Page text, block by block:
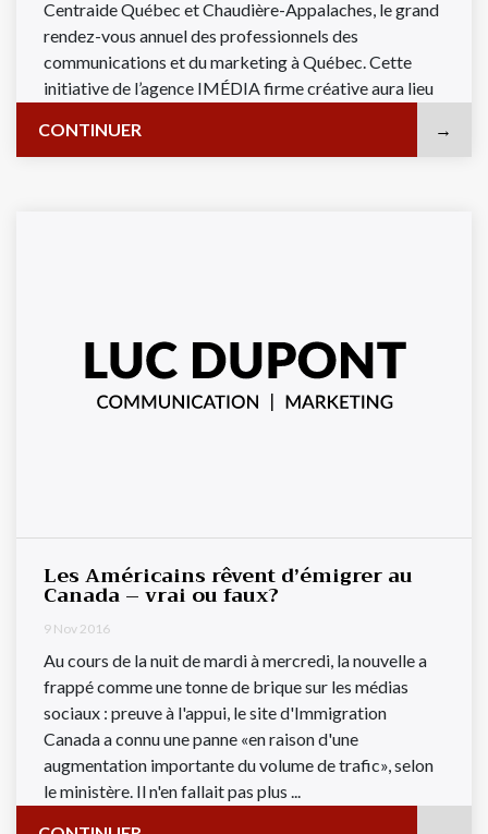
Centraide Québec et Chaudière-Appalaches, le grand
rendez-vous annuel des professionnels des
communications et du marketing à Québec. Cette
initiative de l’agence IMÉDIA firme créative aura lieu
CONTINUER
Les Américains rêvent d’émigrer au
Canada – vrai ou faux?
9 Nov 2016
Au cours de la nuit de mardi à mercredi, la nouvelle a
frappé comme une tonne de brique sur les médias
sociaux : preuve à l'appui, le site d'Immigration
Canada a connu une panne «en raison d'une
augmentation importante du volume de trafic», selon
le ministère. Il n'en fallait pas plus ...